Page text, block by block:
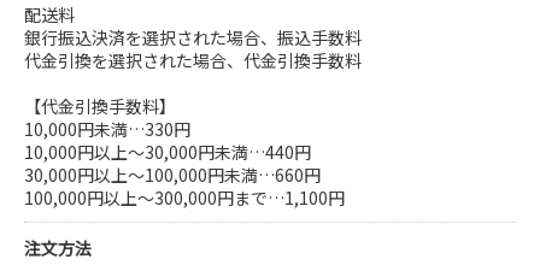
配送料
銀行振込決済を選択された場合、振込手数料
代金引換を選択された場合、代金引換手数料
【代金引換手数料】
10,000円未満…330円
10,000円以上～30,000円未満…440円
30,000円以上～100,000円未満…660円
100,000円以上～300,000円まで…1,100円
注文方法